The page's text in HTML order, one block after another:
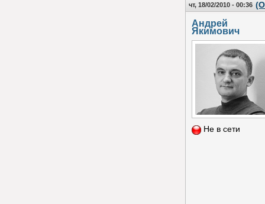
чт, 18/02/2010 - 00:36
Андрей
Якимович
Не в сети